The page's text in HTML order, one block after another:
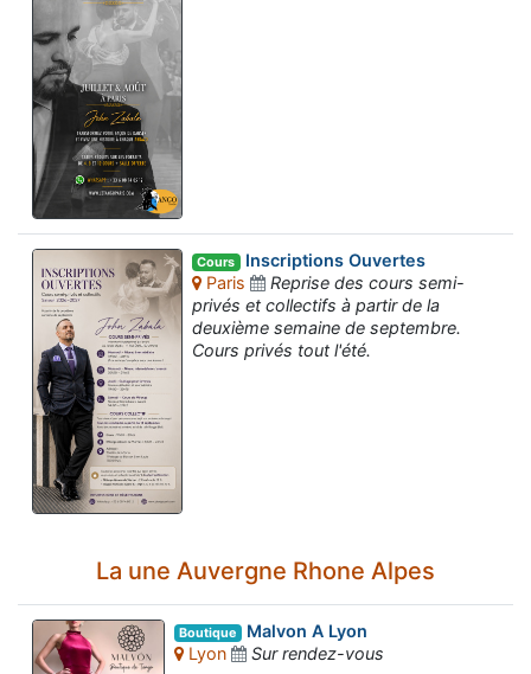
Cours Inscriptions Ouvertes
Paris
Reprise des cours semi-
privés et collectifs à partir de la
deuxième semaine de septembre.
Cours privés tout l'été.
La une Auvergne Rhone Alpes
Boutique Malvon A Lyon
Lyon
Sur rendez-vous